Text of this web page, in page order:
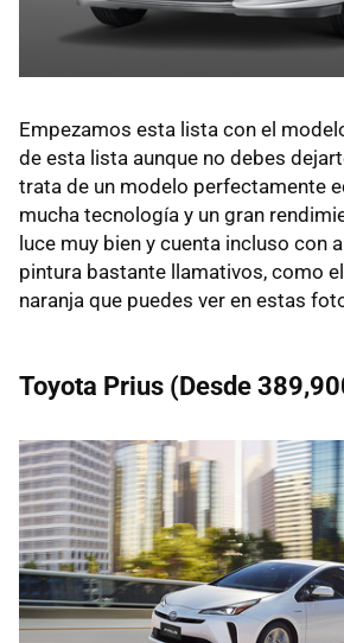
Empezamos esta lista con el
de esta lista aunque no debes
trata de un modelo perfectamente
mucha tecnología y un gran
luce muy bien y cuenta incluso con
pintura bastante llamativos, como
naranja que puedes ver en estas
Toyota Prius (Desde